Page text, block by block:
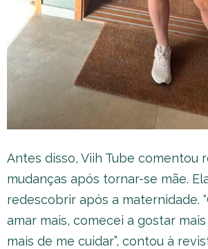
Antes disso, Viih Tube comentou
mudanças após tornar-se mãe.
redescobrir após a maternidade.
amar mais, comecei a gostar
mais de me cuidar”, contou à